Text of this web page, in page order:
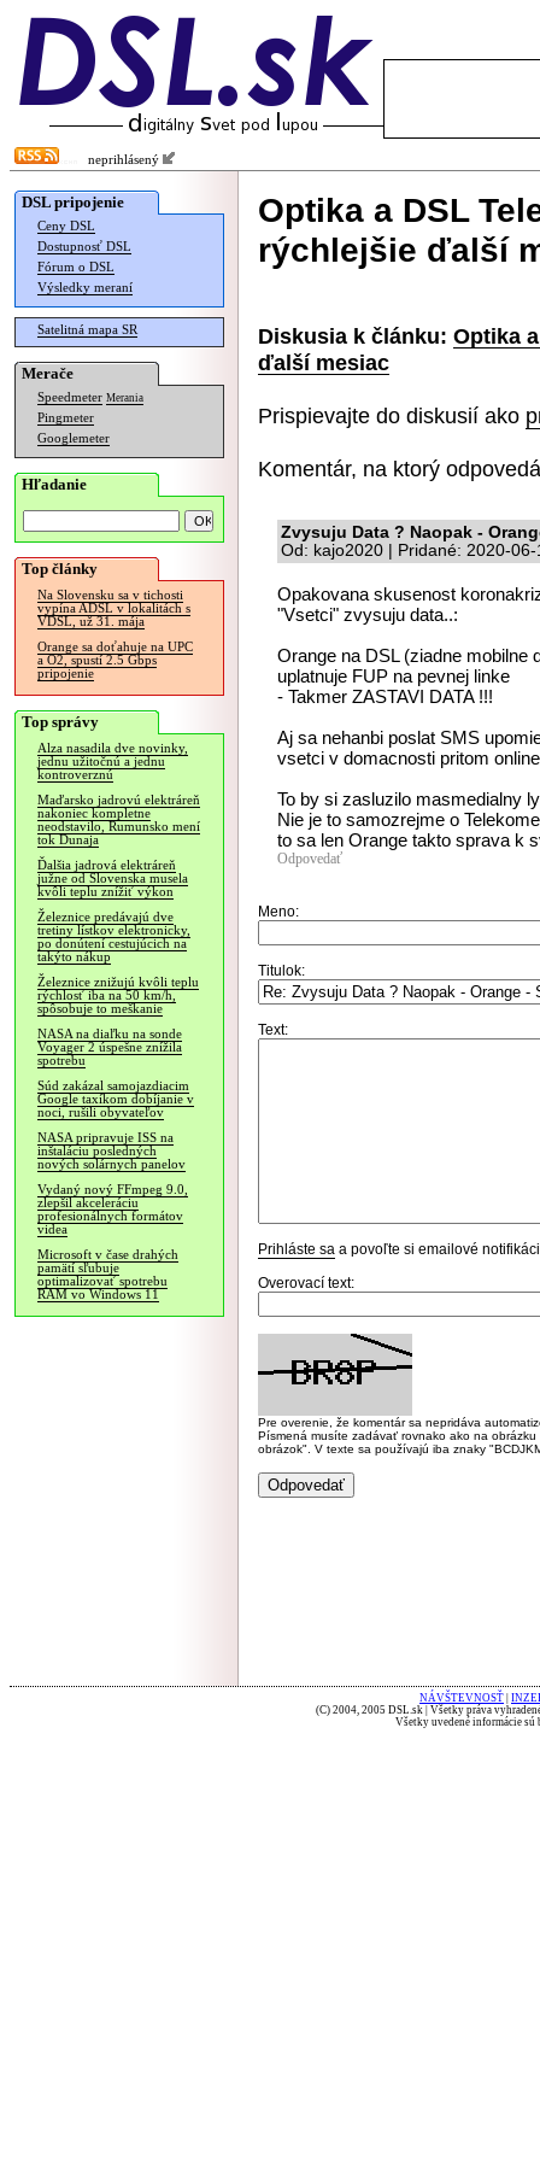
neprihlásený
DSL pripojenie
Ceny DSL
Dostupnosť DSL
Fórum o DSL
Výsledky meraní
Satelitná mapa SR
Merače
Speedmeter Merania
Pingmeter
Googlemeter
Hľadanie
Top články
Na Slovensku sa v tichosti
vypína ADSL v lokalitách s
VDSL, už 31. mája
Orange sa doťahuje na UPC
a O2, spustí 2.5 Gbps
pripojenie
Top správy
Alza nasadila dve novinky,
jednu užitočnú a jednu
kontroverznú
Maďarsko jadrovú elektráreň
nakoniec kompletne
neodstavilo, Rumunsko mení
tok Dunaja
Ďalšia jadrová elektráreň
južne od Slovenska musela
kvôli teplu znížiť výkon
Železnice predávajú dve
tretiny lístkov elektronicky,
po donútení cestujúcich na
takýto nákup
Železnice znižujú kvôli teplu
rýchlosť iba na 50 km/h,
spôsobuje to meškanie
NASA na diaľku na sonde
Voyager 2 úspešne znížila
spotrebu
Súd zakázal samojazdiacim
Google taxíkom dobíjanie v
noci, rušili obyvateľov
NASA pripravuje ISS na
inštaláciu posledných
nových solárnych panelov
Vydaný nový FFmpeg 9.0,
zlepšil akceleráciu
profesionálnych formátov
videa
Microsoft v čase drahých
pamätí sľubuje
optimalizovať spotrebu
RAM vo Windows 11
Optika a DSL
rýchlejšie ďalší
Diskusia k článku: Optika
ďalší mesiac
Prispievajte do diskusií ako
Komentár, na ktorý
Zvysuju Data ? Naopak -
Od: kajo2020 | Pridané: 2020-
Opakovana skusenost
"Vsetci" zvysuju data..:
Orange na DSL (ziadne mobilne
uplatnuje FUP na pevnej linke
- Takmer ZASTAVI DATA !!!
Aj sa nehanbi poslat SMS
vsetci v domacnosti pritom
To by si zasluzilo masmedialny
Nie je to samozrejme o
to sa len Orange takto sprava k
Odpovedať
Meno:
Titulok:
Text:
Prihláste sa a povoľte si emailové
Overovací text:
Pre overenie, že komentár sa nepridáva
Písmená musíte zadávať rovnako ako na
obrázok". V texte sa používajú iba znaky
NÁVŠTEVNOSŤ
(C) 2004, 2005 DSL.sk | Všetky práva
Všetky uvedené informácie sú